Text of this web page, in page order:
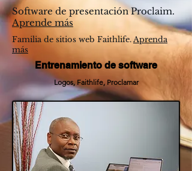
Software de presentación Proclaim.
Aprende más
Familia de sitios web Faithlife.Aprenda
más
Entrenamiento de software
Logos, Faithlife, Proclamar